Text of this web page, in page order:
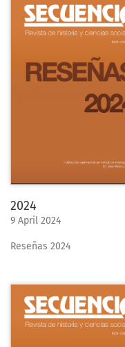
2024
9 April 2024
Reseñas 2024